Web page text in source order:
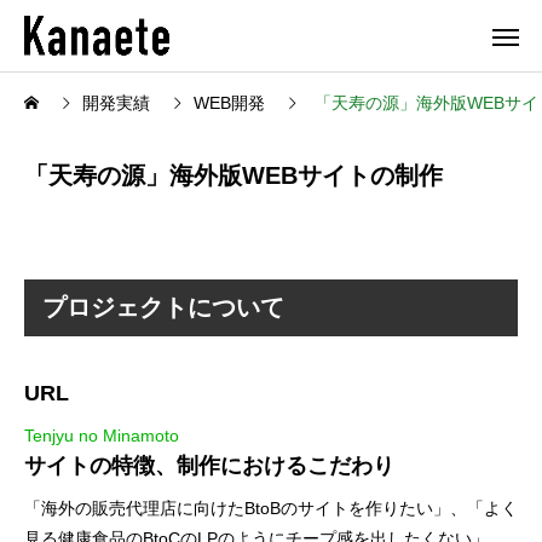
開発実績 WEB開発 「天寿の源」海外版WEBサ
「天寿の源」海外版WEBサイトの制作
プロジェクトについて
URL
Tenjyu no Minamoto
サイトの特徴、制作におけるこだわり
「海外の販売代理店に向けたBtoBのサイトを作りたい」、「よく